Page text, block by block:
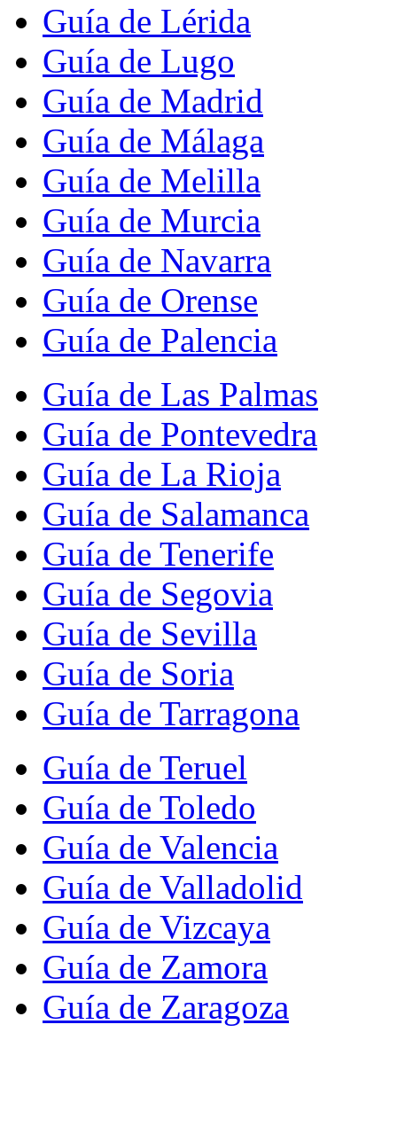
Guía de Lérida
Guía de Lugo
Guía de Madrid
Guía de Málaga
Guía de Melilla
Guía de Murcia
Guía de Navarra
Guía de Orense
Guía de Palencia
Guía de Las Palmas
Guía de Pontevedra
Guía de La Rioja
Guía de Salamanca
Guía de Tenerife
Guía de Segovia
Guía de Sevilla
Guía de Soria
Guía de Tarragona
Guía de Teruel
Guía de Toledo
Guía de Valencia
Guía de Valladolid
Guía de Vizcaya
Guía de Zamora
Guía de Zaragoza